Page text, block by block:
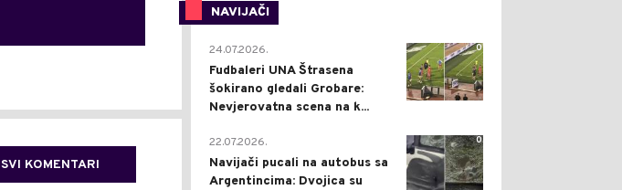
SVI KOMENTARI
NAVIJAČI
0
24.07.2026.
Fudbaleri UNA Štrasena
šokirano gledali Grobare:
Nevjerovatna scena na k...
0
22.07.2026.
Navijači pucali na autobus sa
Argentincima: Dvojica su